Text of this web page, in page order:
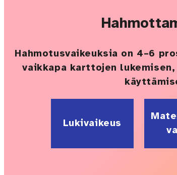
Hahmotusvaikeuksia on 4–6
vaikkapa karttojen
Lukivaikeus